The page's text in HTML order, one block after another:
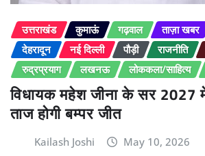
उत्तराखंड कुमाऊं गढ़वाल ताज़ा खबर
देहरादून
नई दिल्ली पौड़ी राजनीति
रुद्रप्रयाग
लखनऊ लोककला/साहित्य
विधायक महेश जीना के सर 2027
ताज होगी बम्पर जीत
Kailash Joshi May 10, 2026